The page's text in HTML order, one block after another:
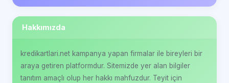
Hakkımızda
kredikartlari.net kampanya yapan firmalar ile bireyleri bir
araya getiren platformdur. Sitemizde yer alan bilgiler
tanıtım amaçlı olup her hakkı mahfuzdur. Teyit için